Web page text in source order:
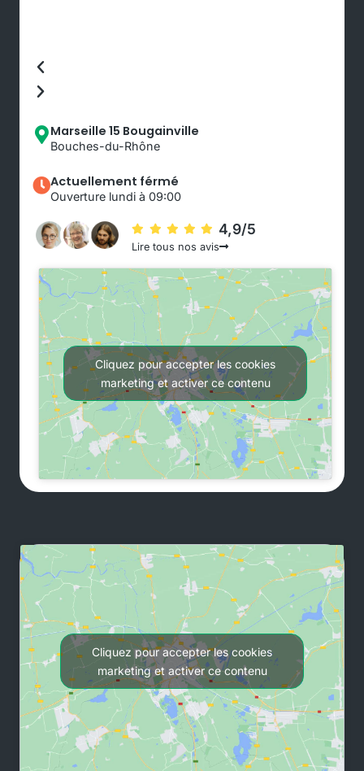
Marseille 15 Bougainville
Bouches-du-Rhône
Actuellement férmé
Ouverture lundi à 09:00
4,9/5
Lire tous nos avis
Cliquez pour accepter les cookies
marketing et activer ce contenu
Cliquez pour accepter les cookies
marketing et activer ce contenu